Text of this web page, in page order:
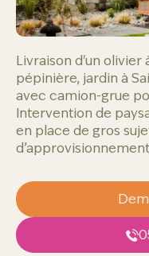
Livraison d'un olivier
pépinière, jardin à
avec camion-grue
Intervention de
en place de gros